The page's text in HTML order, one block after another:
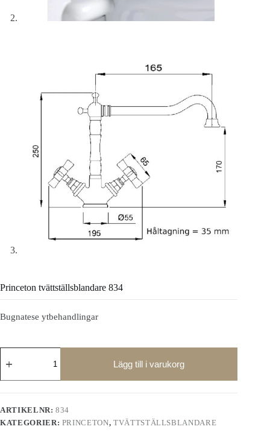
Princeton tvättställsblandare 834
Bugnatese ytbehandlingar
Princeton
tvättställsblandare
mängd
Lägg till i varukorg
ARTIKELNR:834
KATEGORIER: PRINCETON, TVÄTTSTÄLLSBLANDARE